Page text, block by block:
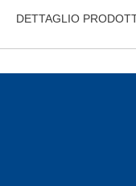
DETTAGLIO